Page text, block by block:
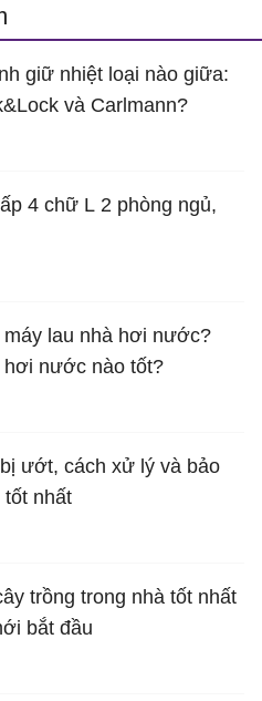
giữ nhiệt loại nào giữa:
và Carlmann?
4 chữ L 2 phòng ngủ,
máy lau nhà hơi nước?
hơi nước nào tốt?
ướt, cách xử lý và bảo
tốt nhất
trồng trong nhà tốt nhất
bắt đầu